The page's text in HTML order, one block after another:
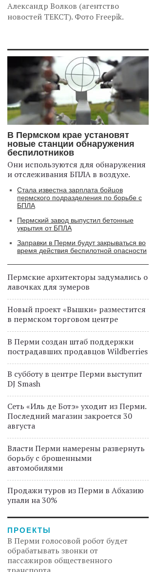
Александр Волков (агентство
новостей ТЕКСТ). Фото Freepik.
В Пермском крае установят
новые станции обнаружения
беспилотников
Они используются для обнаружения
и отслеживания БПЛА в воздухе.
Стала известна зарплата бойцов
пермского подразделения по борьбе с
БПЛА
Пермский завод выпустил бетонные
укрытия от БПЛА
Заправки в Перми будут закрываться во
время действия беспилотной опасности
Пермские архитекторы задумались о
лавочках для зумеров
Новый проект «Вышки» разместится
в пермском торговом центре
В Перми создан штаб поддержки
пострадавших продавцов Wildberries
В субботу в центре Перми выступит
DJ Smash
Сеть «Иль де Ботэ» уходит из Перми.
Последний магазин закроется 30
августа
Власти Перми намерены развернуть
борьбу с брошенными
автомобилями
Продажи туров из Перми в Абхазию
упали на 30%
ПРОЕКТЫ
В Перми голосовой робот будет
обрабатывать звонки от
пассажиров общественного